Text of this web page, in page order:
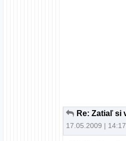
17.05.2009 | 14:17